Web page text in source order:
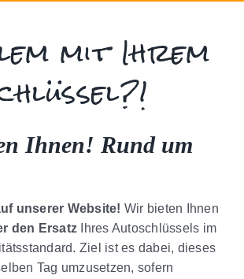
RADÄNDERUNG
mit Ihrem
Ihnen! Rund um
unserer Website! Wir bieten Ihnen
den Ersatz
Ihres Autoschlüssels im
Ziel ist es dabei, dieses
Tag umzusetzen, sofern